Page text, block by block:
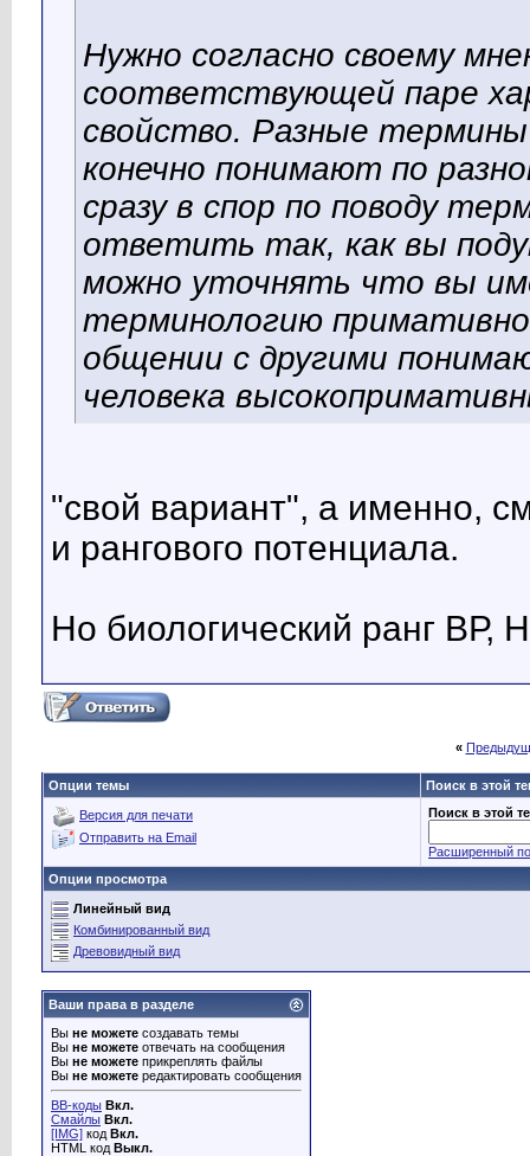
Нужно согласно своему
соответствующей паре
свойство. Разные
конечно понимают по
сразу в спор по поводу
ответить так, как вы
можно уточнять что вы
терминологию
общении с другими
человека
"свой вариант", а именно,
и рангового потенциала.
Но биологический ранг ВР,
«
Опции темы Поиск в этой
Версия для печати
Отправить на Email
Поиск в этой
Расширенный
Опции просмотра
Линейный вид
Комбинированный вид
Древовидный вид
Ваши права в разделе
Вы не можете создавать темы
Вы не можете отвечать на сообщения
Вы не можете прикреплять файлы
Вы не можете редактировать сообщения
BB-коды Вкл.
Смайлы Вкл.
[IMG] код Вкл.
HTML код Выкл.